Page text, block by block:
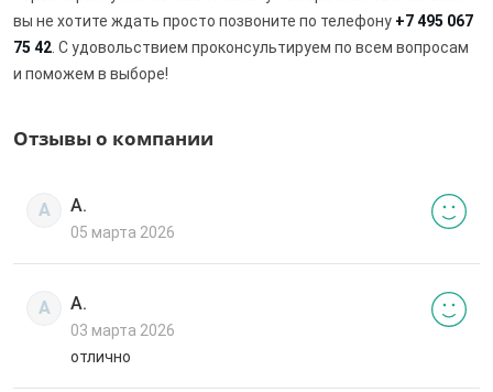
вы не хотите ждать просто позвоните по телефону +7 495 067
75 42 . С удовольствием проконсультируем по всем вопросам
и поможем в выборе!
Отзывы о компании
А А.
05 марта 2026
А А.
03 марта 2026
отлично